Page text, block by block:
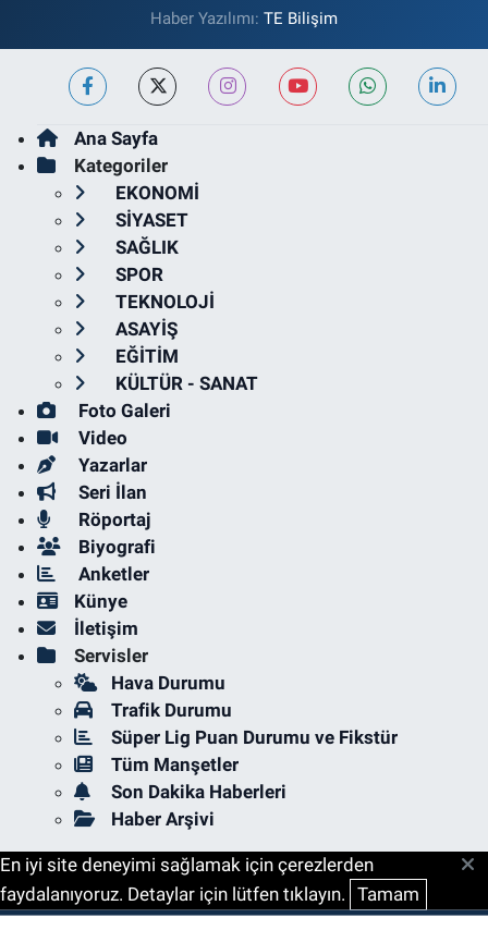
Haber Yazılımı: TE Bilişim
Ana Sayfa
Kategoriler
EKONOMİ
SİYASET
SAĞLIK
SPOR
TEKNOLOJİ
ASAYİŞ
EĞİTİM
KÜLTÜR - SANAT
Foto Galeri
Video
Yazarlar
Seri İlan
Röportaj
Biyografi
Anketler
Künye
İletişim
Servisler
Hava Durumu
Trafik Durumu
Süper Lig Puan Durumu ve Fikstür
Tüm Manşetler
Son Dakika Haberleri
Haber Arşivi
En iyi site deneyimi sağlamak için çerezlerden
faydalanıyoruz. Detaylar için lütfen tıklayın. Tamam